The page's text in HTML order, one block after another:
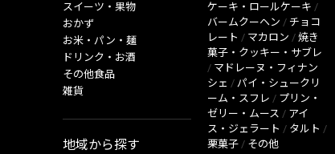
スイーツ・果物
おかず
お米・パン・麺
ドリンク・お酒
その他食品
雑貨
地域から探す
ケーキ・ロールケーキ /
バームクーヘン / チョコ
レート / マカロン / 焼き
菓子・クッキー・サブレ
/ マドレーヌ・フィナン
シェ / パイ・シュークリ
ーム・スフレ / プリン・
ゼリー・ムース / アイ
ス・ジェラート / タルト /
栗菓子 / その他